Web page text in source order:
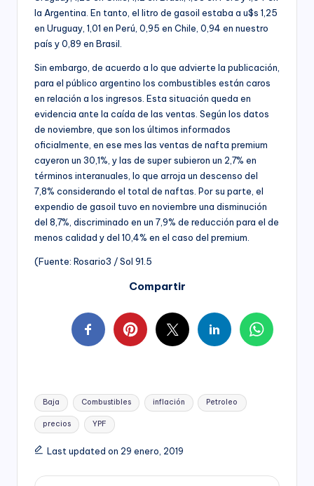
la Argentina. En tanto, el litro de gasoil estaba a u$s 1,25
en Uruguay, 1,01 en Perú, 0,95 en Chile, 0,94 en nuestro
país y 0,89 en Brasil.
Sin embargo, de acuerdo a lo que advierte la publicación,
para el público argentino los combustibles están caros
en relación a los ingresos. Esta situación queda en
evidencia ante la caída de las ventas. Según los datos
de noviembre, que son los últimos informados
oficialmente, en ese mes las ventas de nafta premium
cayeron un 30,1%, y las de super subieron un 2,7% en
términos interanuales, lo que arroja un descenso del
7,8% considerando el total de naftas. Por su parte, el
expendio de gasoil tuvo en noviembre una disminución
del 8,7%, discriminado en un 7,9% de reducción para el de
menos calidad y del 10,4% en el caso del premium.
(Fuente: Rosario3 / Sol 91.5
Compartir
Tags:
Baja Combustibles inflación Petroleo
precios YPF
Last updated on 29 enero, 2019